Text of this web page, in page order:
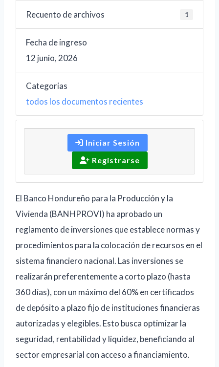
Recuento de archivos 1
Fecha de ingreso
12 junio, 2026
Categorias
todos los documentos recientes
Iniciar Sesión
Registrarse
El Banco Hondureño para la Producción y la
Vivienda (BANHPROVI) ha aprobado un
reglamento de inversiones que establece normas y
procedimientos para la colocación de recursos en el
sistema financiero nacional. Las inversiones se
realizarán preferentemente a corto plazo (hasta
360 días), con un máximo del 60% en certificados
de depósito a plazo fijo de instituciones financieras
autorizadas y elegibles. Esto busca optimizar la
seguridad, rentabilidad y liquidez, beneficiando al
sector empresarial con acceso a financiamiento.